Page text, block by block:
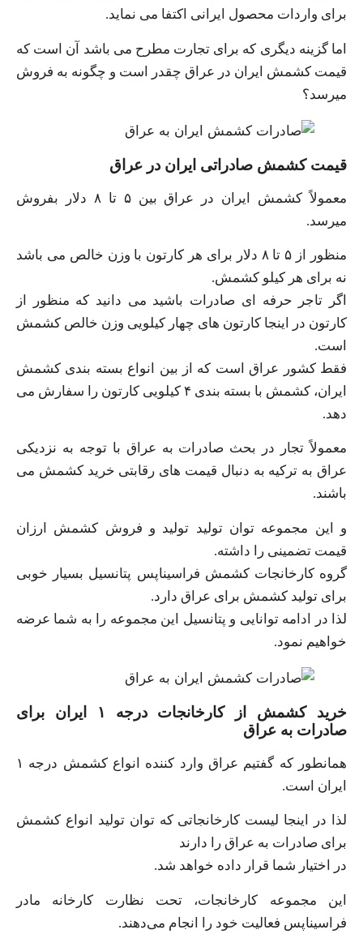
برای واردات محصول ایرانی اکتفا می نماید.
اما گزینه دیگری که برای تجارت مطرح می باشد آن است که
قیمت کشمش ایران در عراق چقدر است و چگونه به فروش
میرسد؟
قیمت کشمش صادراتی ایران در عراق
معمولاً کشمش ایران در عراق بین ۵ تا ۸ دلار بفروش
میرسد.
منظور از ۵ تا ۸ دلار برای هر کارتون با وزن خالص می باشد
نه برای هر کیلو کشمش.
اگر تاجر حرفه ای صادرات باشید می دانید که منظور از
کارتون در اینجا کارتون های چهار کیلویی وزن خالص کشمش
است.
فقط کشور عراق است که از بین انواع بسته بندی کشمش
ایران، کشمش با بسته بندی ۴ کیلویی کارتون را سفارش می
دهد.
معمولاً تجار در بحث صادرات به عراق با توجه به نزدیکی
عراق به ترکیه به دنبال قیمت های رقابتی خرید کشمش می
باشند.
و این مجموعه توان تولید تولید و فروش کشمش ارزان
قیمت تضمینی را داشته.
گروه کارخانجات کشمش فراسیناپس پتانسیل بسیار خوبی
برای تولید کشمش برای عراق دارد.
لذا در ادامه توانایی و پتانسیل این مجموعه را به شما عرضه
خواهیم نمود.
خرید کشمش از کارخانجات درجه ۱ ایران برای
صادرات به عراق
همانطور که گفتیم عراق وارد کننده انواع کشمش درجه ۱
ایران است.
لذا در اینجا لیست کارخانجاتی که توان تولید انواع کشمش
برای صادرات به عراق را دارند
در اختیار شما قرار داده خواهد شد.
این مجموعه کارخانجات، تحت نظارت کارخانه مادر
فراسیناپس فعالیت خود را انجام می‌دهند.